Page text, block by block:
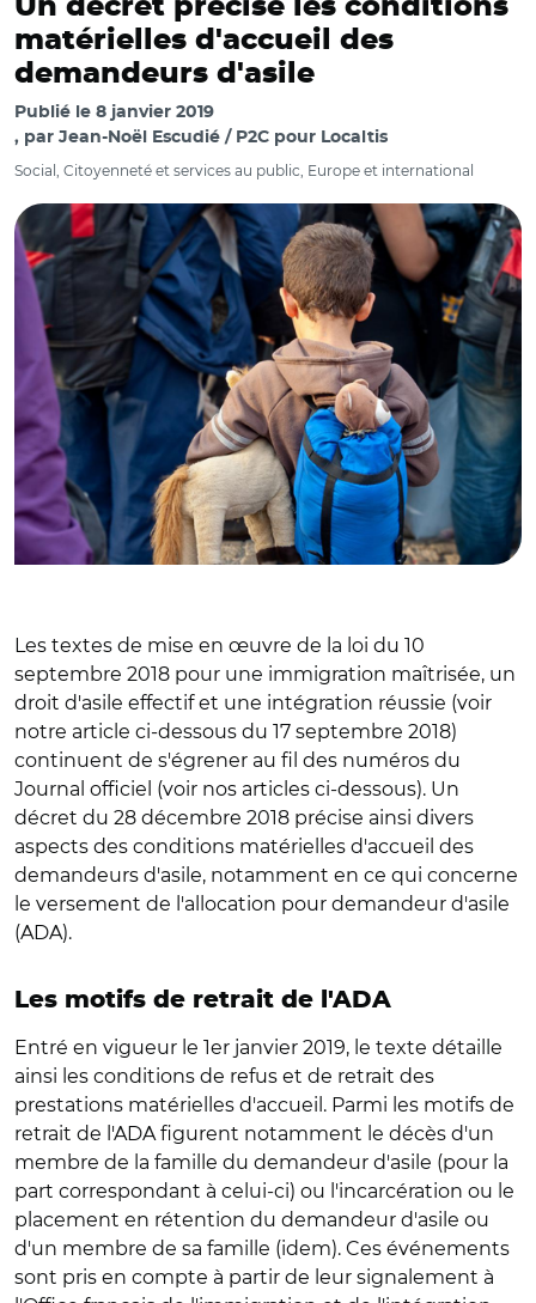
Un décret précise les conditions
matérielles d'accueil des
demandeurs d'asile
Publié le 8 janvier 2019
par Jean-Noël Escudié / P2C pour Localtis
Social, Citoyenneté et services au public, Europe et international
© Fotolia
Les textes de mise en œuvre de la loi du 10
septembre 2018 pour une immigration maîtrisée, un
droit d'asile effectif et une intégration réussie (voir
notre article ci-dessous du 17 septembre 2018)
continuent de s'égrener au fil des numéros du
Journal officiel (voir nos articles ci-dessous). Un
décret du 28 décembre 2018 précise ainsi divers
aspects des conditions matérielles d'accueil des
demandeurs d'asile, notamment en ce qui concerne
le versement de l'allocation pour demandeur d'asile
(ADA).
Les motifs de retrait de l'ADA
Entré en vigueur le 1er janvier 2019, le texte détaille
ainsi les conditions de refus et de retrait des
prestations matérielles d'accueil. Parmi les motifs de
retrait de l'ADA figurent notamment le décès d'un
membre de la famille du demandeur d'asile (pour la
part correspondant à celui-ci) ou l'incarcération ou le
placement en rétention du demandeur d'asile ou
d'un membre de sa famille (idem). Ces événements
sont pris en compte à partir de leur signalement à